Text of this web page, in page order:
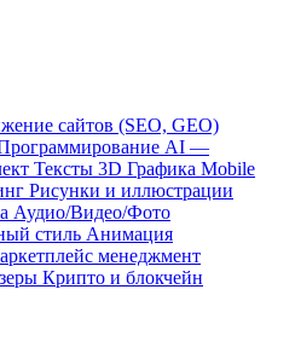
сайтов (SEO, GEO)
AI —
Тексты 3D Графика Mobile
Рисунки и иллюстрации
Аудио/Видео/Фото
стиль Анимация
менеджмент
Крипто и блокчейн